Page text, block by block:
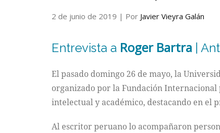
2 de junio de 2019 | Por Javier Vieyra Galán
Entrevista a Roger Bartra |
El pasado domingo 26 de mayo, la
organizado por la Fundación
intelectual y académico, destacando en
Al escritor peruano lo acompañaron